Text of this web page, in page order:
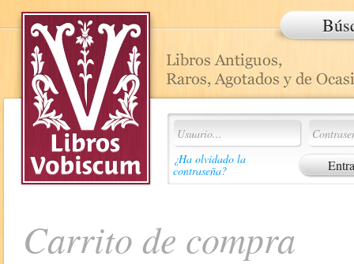
¿Ha olvidado la
contraseña?
Carrito de compra